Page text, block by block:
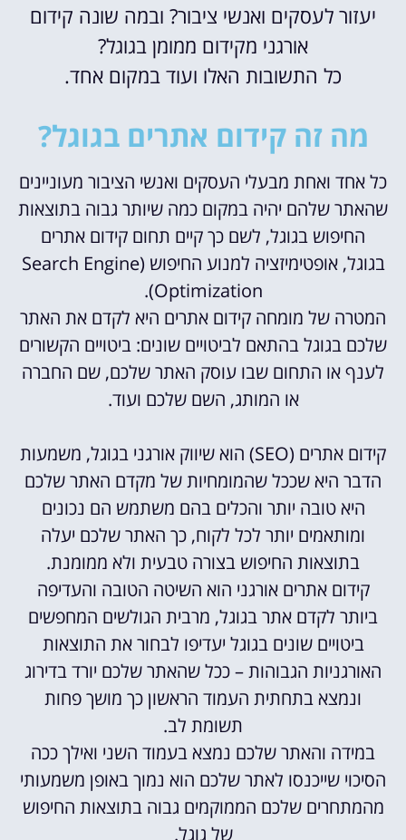
יעזור לעסקים ואנשי ציבור? ובמה שונה קידום
אורגני מקידום ממומן בגוגל?
כל התשובות האלו ועוד במקום אחד.
מה זה קידום אתרים בגוגל?
כל אחד ואחת מבעלי העסקים ואנשי הציבור מעוניינים
שהאתר שלהם יהיה במקום כמה שיותר גבוה בתוצאות
החיפוש בגוגל, לשם כך קיים תחום קידום אתרים
בגוגל, אופטימיזציה למנוע החיפוש (Search Engine
Optimization).
המטרה של מומחה קידום אתרים היא לקדם את האתר
שלכם בגוגל בהתאם לביטויים שונים: ביטויים הקשורים
לענף או התחום שבו עוסק האתר שלכם, שם החברה
או המותג, השם שלכם ועוד.
קידום אתרים (SEO) הוא שיווק אורגני בגוגל, משמעות
הדבר היא שככל שהמומחיות של מקדם האתר שלכם
היא טובה יותר והכלים בהם משתמש הם נכונים
ומותאמים יותר לכל לקוח, כך האתר שלכם יעלה
בתוצאות החיפוש בצורה טבעית ולא ממומנת.
קידום אתרים אורגני הוא השיטה הטובה והעדיפה
ביותר לקדם אתר בגוגל, מרבית הגולשים המחפשים
ביטויים שונים בגוגל יעדיפו לבחור את התוצאות
האורגניות הגבוהות – ככל שהאתר שלכם יורד בדירוג
ונמצא בתחתית העמוד הראשון כך מושך פחות
תשומת לב.
במידה והאתר שלכם נמצא בעמוד השני ואילך ככה
הסיכוי שייכנסו לאתר שלכם הוא נמוך באופן משמעותי
מהמתחרים שלכם הממוקמים גבוה בתוצאות החיפוש
של גוגל.